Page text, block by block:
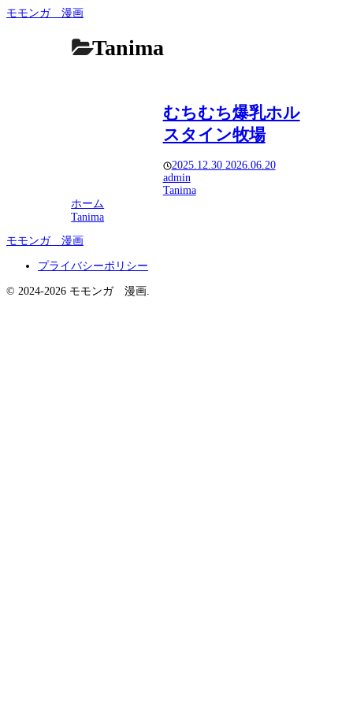
モモンガ 漫画
Tanima
むちむち爆乳ホル
スタイン牧場
2025.12.30 2026.06.20
admin
Tanima
ホーム
Tanima
モモンガ 漫画
プライバシーポリシー
© 2024-2026 モモンガ 漫画.